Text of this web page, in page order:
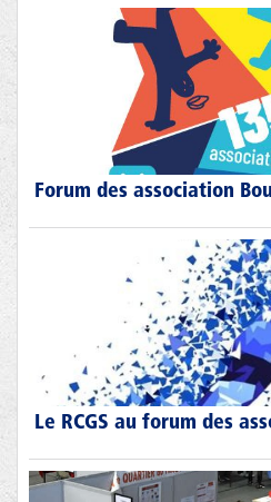
Forum des association
Le RCGS au forum des